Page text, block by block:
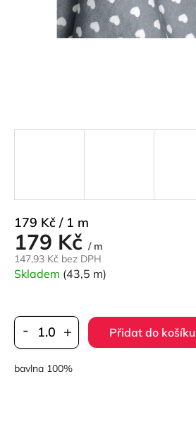
179 Kč / m
147,93 Kč bez DPH
Měrná
cena:
179 Kč / 1 m
Skladem (43,5 m)
Přidat do košíku
bavlna 100%